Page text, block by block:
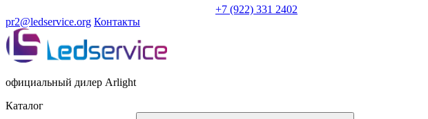
+7 (922) 331 2402
pr2@ledservice.org Контакты
официальный дилер Arlight
Каталог